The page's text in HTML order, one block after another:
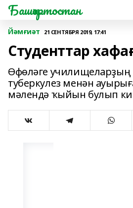
Башҡортостан
Йәмғиәт 21 СЕНТЯБРЯ 2019, 17:41
Студенттар
Өфөләге училищеларҙың
туберкулез менән
мәлендә ҡыйын булып